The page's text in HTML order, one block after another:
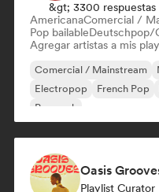
&gt; 3300 respuestas
AmericanaComercial /
Pop bailableDeutschpop/
Agregar artistas a mis
Comercial / Mainstream
Electropop
French Pop
Pop rock
Oasis
Playlist Curator